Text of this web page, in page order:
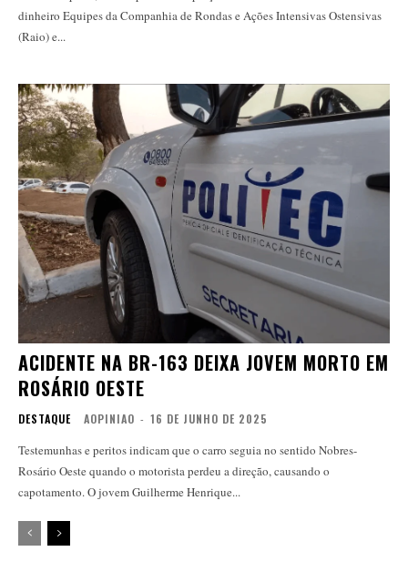
dinheiro Equipes da Companhia de Rondas e Ações Intensivas Ostensivas
(Raio) e...
ACIDENTE NA BR-163 DEIXA JOVEM MORTO EM
ROSÁRIO OESTE
DESTAQUE AOPINIAO - 16 DE JUNHO DE 2025
Testemunhas e peritos indicam que o carro seguia no sentido Nobres-
Rosário Oeste quando o motorista perdeu a direção, causando o
capotamento. O jovem Guilherme Henrique...